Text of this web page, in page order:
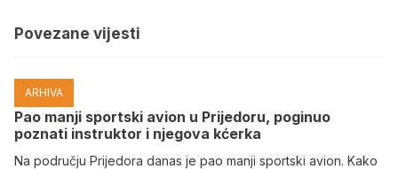
Povezane vijesti
ARHIVA
Pao manji sportski avion u Prijedoru, poginuo
poznati instruktor i njegova kćerka
Na području Prijedora danas je pao manji sportski avion. Kako